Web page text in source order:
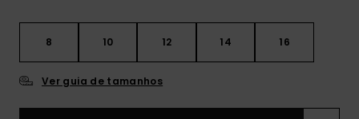
8 10 12 14 16
Ver guia de tamanhos